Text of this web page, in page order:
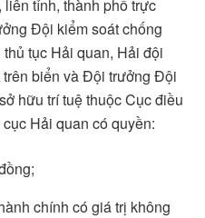
tỉnh, thành phố trực
Đội kiểm soát chống
tục Hải quan, Hải đội
biển và Đội trưởng Đội
hữu trí tuệ thuộc Cục điều
Hải quan có quyền:
chính có giá trị không